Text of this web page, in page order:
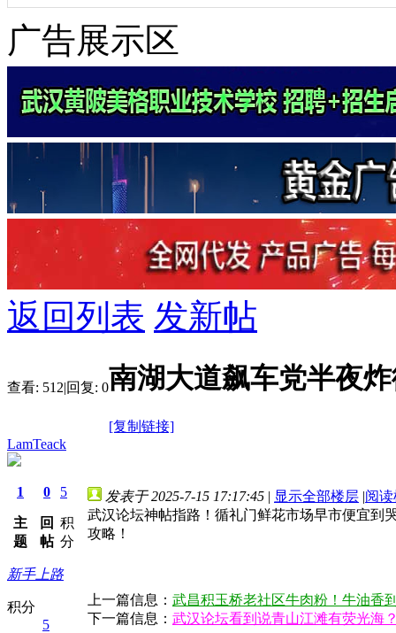
广告展示区
返回列表 发新帖
查看: 512|回复: 0南湖大道飙车党半夜
[复制链接]
LamTeack
1
主
题
0
回
帖
5
积
分
新手上路
积分
5
发表于 2025-7-15 17:17:45 | 显示全部楼层 |阅
武汉论坛神帖指路！循礼门鲜花市场早市便宜到
攻略！
上一篇信息： 武昌积玉桥老社区牛肉粉！牛油香
下一篇信息： 武汉论坛看到说青山江滩有荧光海